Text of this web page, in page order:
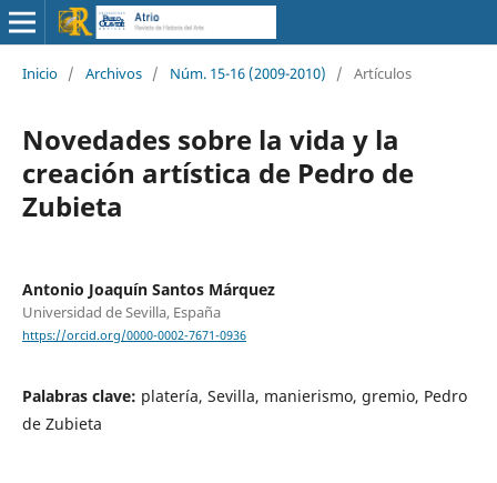
Inicio / Archivos / Núm. 15-16 (2009-2010) / Artículos
Novedades sobre la vida y la
creación artística de Pedro de
Zubieta
Antonio Joaquín Santos Márquez
Universidad de Sevilla, España
https://orcid.org/0000-0002-7671-0936
Palabras clave: platería, Sevilla, manierismo, gremio, Pedro
de Zubieta